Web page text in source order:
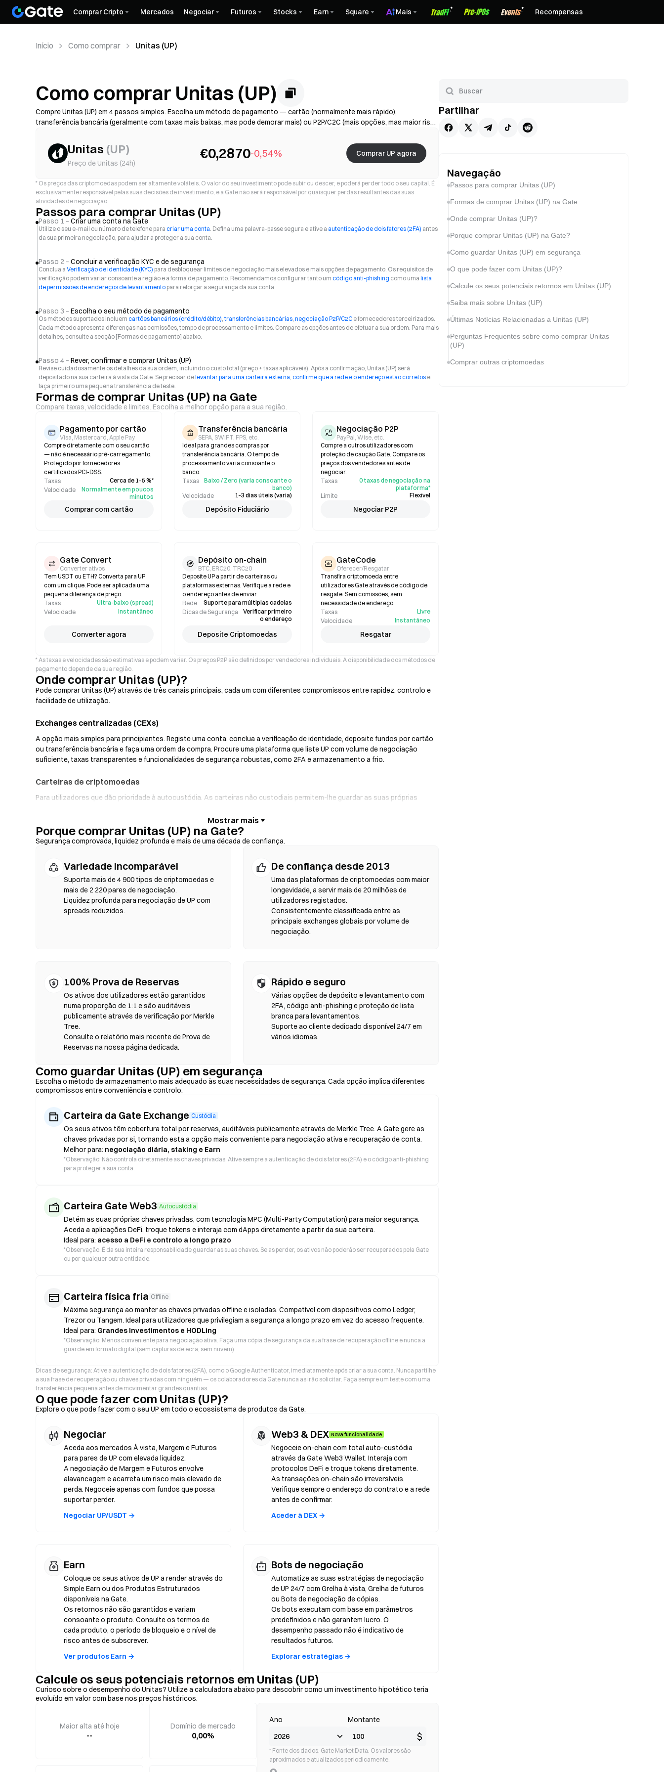
Comprar Cripto Mercados Negociar Futuros Stocks Earn Square Mais Recompensas
Início Como comprar Unitas (UP)
Como comprar Unitas (UP)
Compre Unitas (UP) em 4 passos simples. Escolha um método de pagamento — cartão (normalmente mais rápido),
transferência bancária (geralmente com taxas mais baixas, mas pode demorar mais) ou P2P/C2C (mais opções, mas maior risco
com 2FA. A disponibilidade, os limites, as taxas e o tempo de processamento variam consoante a região e o prestador.
Unitas (UP)
Preço de Unitas (24h)
€0,2870-0,54% Comprar UP agora
* Os preços das criptomoedas podem ser altamente voláteis. O valor do seu investimento pode subir ou descer, e poderá perder todo o seu capital. É
exclusivamente responsável pelas suas decisões de investimento, e a Gate não será responsável por quaisquer perdas resultantes das suas
atividades de negociação.
Passos para comprar Unitas (UP)
Passo 1 – Criar uma conta na Gate
Utilize o seu e-mail ou número de telefone para criar uma conta. Defina uma palavra-passe segura e ative a autenticação de dois fatores (2FA) antes
da sua primeira negociação, para ajudar a proteger a sua conta.
Passo 2 – Concluir a verificação KYC e de segurança
Conclua a Verificação de identidade (KYC) para desbloquear limites de negociação mais elevados e mais opções de pagamento. Os requisitos de
verificação podem variar consoante a região e a forma de pagamento. Recomendamos configurar tanto um código anti-phishing como uma lista
de permissões de endereços de levantamento para reforçar a segurança da sua conta.
Passo 3 – Escolha o seu método de pagamento
Os métodos suportados incluem cartões bancários (crédito/débito), transferências bancárias, negociação P2P/C2C e fornecedores terceirizados.
Cada método apresenta diferenças nas comissões, tempo de processamento e limites. Compare as opções antes de efetuar a sua ordem. Para mais
detalhes, consulte a secção [Formas de pagamento] abaixo.
Passo 4 – Rever, confirmar e comprar Unitas (UP)
Revise cuidadosamente os detalhes da sua ordem, incluindo o custo total (preço + taxas aplicáveis). Após a confirmação, Unitas (UP) será
depositado na sua carteira à vista da Gate. Se precisar delevantar para uma carteira externa, confirme que a rede e o endereço estão corretos e
faça primeiro uma pequena transferência de teste.
Formas de comprar Unitas (UP) na Gate
Compare taxas, velocidade e limites. Escolha a melhor opção para a sua região.
Pagamento por cartão
Visa, Mastercard, Apple Pay
Compre diretamente com o seu cartão
— não é necessário pré-carregamento.
Protegido por fornecedores
certificados PCI-DSS.
Taxas
Cerca de 1–5 %*
Velocidade
Normalmente em poucos
minutos
Comprar com cartão
Transferência bancária
SEPA, SWIFT, FPS, etc.
Ideal para grandes compras por
transferência bancária. O tempo de
processamento varia consoante o
banco.
Taxas
Baixo / Zero (varia consoante o
banco)
Velocidade
1–3 dias úteis (varia)
Depósito Fiduciário
Negociação P2P
PayPal, Wise, etc.
Compre a outros utilizadores com
proteção de caução Gate. Compare os
preços dos vendedores antes de
negociar.
Taxas
0 taxas de negociação na
plataforma*
Limite
Flexível
Negociar P2P
Gate Convert
Converter ativos
Tem USDT ou ETH? Converta para UP
com um clique. Pode ser aplicada uma
pequena diferença de preço.
Taxas
Ultra-baixo (spread)
Velocidade
Instantâneo
Converter agora
Depósito on-chain
BTC, ERC20, TRC20
Deposite UP a partir de carteiras ou
plataformas externas. Verifique a rede e
o endereço antes de enviar.
Rede
Suporte para múltiplas cadeias
Dicas de Segurança
Verificar primeiro
o endereço
Deposite Criptomoedas
GateCode
Oferecer/Resgatar
Transfira criptomoeda entre
utilizadores Gate através de código de
resgate. Sem comissões, sem
necessidade de endereço.
Taxas
Livre
Velocidade
Instantâneo
Resgatar
* As taxas e velocidades são estimativas e podem variar. Os preços P2P são definidos por vendedores individuais. A disponibilidade dos métodos de
pagamento depende da sua região.
Onde comprar Unitas (UP)?
Pode comprar Unitas (UP) através de três canais principais, cada um com diferentes compromissos entre rapidez, controlo e
facilidade de utilização.
Exchanges centralizadas (CEXs)
A opção mais simples para principiantes. Registe uma conta, conclua a verificação de identidade, deposite fundos por cartão
ou transferência bancária e faça uma ordem de compra. Procure uma plataforma que liste UP com volume de negociação
suficiente, taxas transparentes e funcionalidades de segurança robustas, como 2FA e armazenamento a frio.
Carteiras de criptomoedas
Para utilizadores que dão prioridade à autocustódia. As carteiras não custodiais permitem-lhe guardar as suas próprias
entrada fiduciária, permitindo-lhe comprar UP com cartão de crédito sem passar primeiro por uma exchange. Faça sempre uma
cópia de segurança da sua frase de recuperação e verifique os endereços dos contratos antes de confirmar qualquer
transação.
Exchanges Descentralizadas (DEX)
Negoceie diretamente entre pares, sem intermediários. As DEX utilizam contratos inteligentes para executar trocas em
blockchain — não é necessário registo nem verificação de identidade. Ligue uma wallet compatível, selecione o par de tokens,
defina a tolerância de derrapagem e confirme o swap. Tenha em atenção que se aplicam taxas de gas e os preços podem
diferir dos mercados centralizados devido à profundidade de liquidez. A maioria da atividade nas DEX ocorre em blockchains
Porque comprar Unitas (UP) na Gate?
Segurança comprovada, liquidez profunda e mais de uma década de confiança.
Variedade incomparável
Suporta mais de 4 900 tipos de criptomoedas e
mais de 2 220 pares de negociação.
Liquidez profunda para negociação de UP com
spreads reduzidos.
De confiança desde 2013
Uma das plataformas de criptomoedas com maior
longevidade, a servir mais de 20 milhões de
utilizadores registados.
Consistentemente classificada entre as
principais exchanges globais por volume de
negociação.
100% Prova de Reservas
Os ativos dos utilizadores estão garantidos
numa proporção de 1:1 e são auditáveis
publicamente através de verificação por Merkle
Tree.
Consulte o relatório mais recente de Prova de
Reservas na nossa página dedicada.
Rápido e seguro
Várias opções de depósito e levantamento com
2FA, código anti-phishing e proteção de lista
branca para levantamentos.
Suporte ao cliente dedicado disponível 24/7 em
vários idiomas.
Como guardar Unitas (UP) em segurança
Escolha o método de armazenamento mais adequado às suas necessidades de segurança. Cada opção implica diferentes
compromissos entre conveniência e controlo.
Carteira da Gate Exchange Custódia
Os seus ativos têm cobertura total por reservas, auditáveis publicamente através de Merkle Tree. A Gate gere as
chaves privadas por si, tornando esta a opção mais conveniente para negociação ativa e recuperação de conta.
Melhor para: negociação diária, staking e Earn
*Observação: Não controla diretamente as chaves privadas. Ative sempre a autenticação de dois fatores (2FA) e o código anti-phishing
para proteger a sua conta.
Carteira Gate Web3 Autocustódia
Detém as suas próprias chaves privadas, com tecnologia MPC (Multi-Party Computation) para maior segurança.
Aceda a aplicações DeFi, troque tokens e interaja com dApps diretamente a partir da sua carteira.
Ideal para: acesso a DeFi e controlo a longo prazo
*Observação: É da sua inteira responsabilidade guardar as suas chaves. Se as perder, os ativos não poderão ser recuperados pela Gate
ou por qualquer outra entidade.
Carteira física fria Offline
Máxima segurança ao manter as chaves privadas offline e isoladas. Compatível com dispositivos como Ledger,
Trezor ou Tangem. Ideal para utilizadores que privilegiam a segurança a longo prazo em vez do acesso frequente.
Ideal para: Grandes Investimentos e HODLing
*Observação: Menos conveniente para negociação ativa. Faça uma cópia de segurança da sua frase de recuperação offline e nunca a
guarde em formato digital (sem capturas de ecrã, sem nuvem).
Dicas de segurança: Ative a autenticação de dois fatores (2FA), como o Google Authenticator, imediatamente após criar a sua conta. Nunca partilhe
a sua frase de recuperação ou chaves privadas com ninguém — os colaboradores da Gate nunca as irão solicitar. Faça sempre um teste com uma
transferência pequena antes de movimentar grandes quantias.
O que pode fazer com Unitas (UP)?
Explore o que pode fazer com o seu UP em todo o ecossistema de produtos da Gate.
Negociar
Aceda aos mercados À vista, Margem e Futuros
para pares de UP com elevada liquidez.
A negociação de Margem e Futuros envolve
alavancagem e acarreta um risco mais elevado de
perda. Negoceie apenas com fundos que possa
suportar perder.
Negociar UP/USDT →
Web3 & DEX Nova funcionalidade
Negoceie on-chain com total auto-custódia
através da Gate Web3 Wallet. Interaja com
protocolos DeFi e troque tokens diretamente.
As transações on-chain são irreversíveis.
Verifique sempre o endereço do contrato e a rede
antes de confirmar.
Aceder à DEX →
Earn
Coloque os seus ativos de UP a render através do
Simple Earn ou dos Produtos Estruturados
disponíveis na Gate.
Os retornos não são garantidos e variam
consoante o produto. Consulte os termos de
cada produto, o período de bloqueio e o nível de
risco antes de subscrever.
Ver produtos Earn →
Bots de negociação
Automatize as suas estratégias de negociação
de UP 24/7 com Grelha à vista, Grelha de futuros
ou Bots de negociação de cópias.
Os bots executam com base em parâmetros
predefinidos e não garantem lucro. O
desempenho passado não é indicativo de
resultados futuros.
Explorar estratégias →
Calcule os seus potenciais retornos em Unitas (UP)
Curioso sobre o desempenho do Unitas? Utilize a calculadora abaixo para descobrir como um investimento hipotético teria
evoluído em valor com base nos preços históricos.
Maior alta até hoje
--
Domínio de mercado
0,00%
Ano Montante
$
* Fonte dos dados: Gate Market Data. Os valores são
aproximados e atualizados periodicamente.
Partilhar
Navegação
Passos para comprar Unitas (UP)
Formas de comprar Unitas (UP) na Gate
Onde comprar Unitas (UP)?
Porque comprar Unitas (UP) na Gate?
Como guardar Unitas (UP) em segurança
O que pode fazer com Unitas (UP)?
Calcule os seus potenciais retornos em Unitas (UP)
Saiba mais sobre Unitas (UP)
Últimas Notícias Relacionadas a Unitas (UP)
Perguntas Frequentes sobre como comprar Unitas
(UP)
Comprar outras criptomoedas